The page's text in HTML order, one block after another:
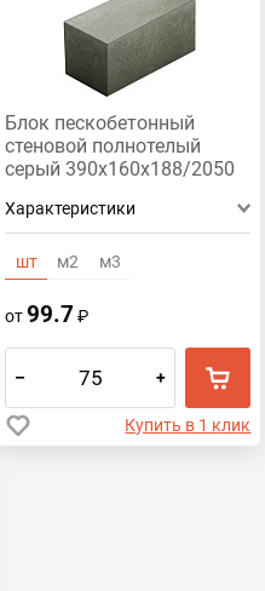
Блок пескобетонный
стеновой полнотелый
серый 390x160x188/2050
Характеристики
шт м2 м3
от99.7₽
– +
Купить в 1 клик